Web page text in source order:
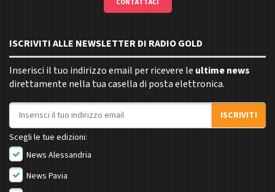
CONTATTACI
ISCRIVITI ALLE NEWSLETTER DI RADIO GOLD
Inserisci il tuo indirizzo email per ricevere le ultime news
direttamente nella tua casella di posta elettronica.
Indirizzo email
ISCRIVITI
Scegli le tue edizioni:
News Alessandria
News Pavia